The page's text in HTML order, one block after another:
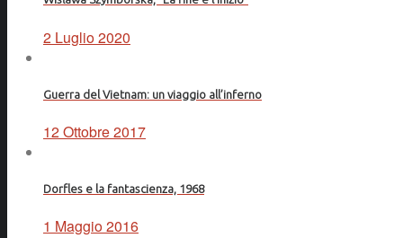
2 Luglio 2020
Guerra del Vietnam: un viaggio all’inferno
12 Ottobre 2017
Dorfles e la fantascienza, 1968
1 Maggio 2016